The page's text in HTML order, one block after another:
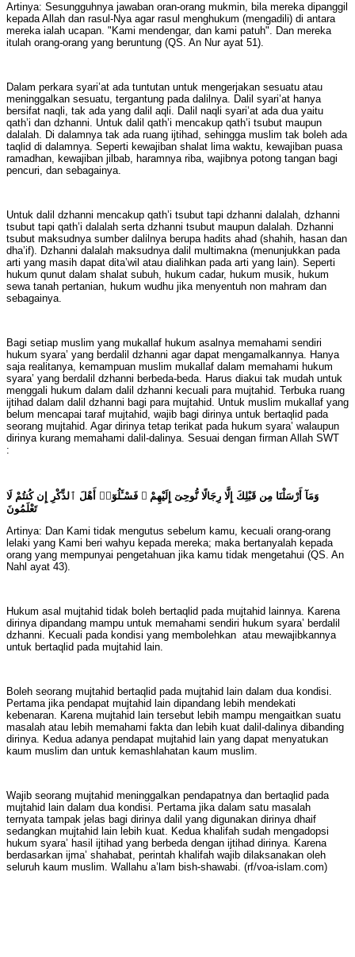
Artinya: Sesungguhnya jawaban oran-orang mukmin, bila mereka dipanggil
kepada Allah dan rasul-Nya agar rasul menghukum (mengadili) di antara
mereka ialah ucapan. "Kami mendengar, dan kami patuh". Dan mereka
itulah orang-orang yang beruntung (QS. An Nur ayat 51).
Dalam perkara syari’at ada tuntutan untuk mengerjakan sesuatu atau
meninggalkan sesuatu, tergantung pada dalilnya. Dalil syari’at hanya
bersifat naqli, tak ada yang dalil aqli. Dalil naqli syari’at ada dua yaitu
qath’i dan dzhanni. Untuk dalil qath’i mencakup qath’i tsubut maupun
dalalah. Di dalamnya tak ada ruang ijtihad, sehingga muslim tak boleh ada
taqlid di dalamnya. Seperti kewajiban shalat lima waktu, kewajiban puasa
ramadhan, kewajiban jilbab, haramnya riba, wajibnya potong tangan bagi
pencuri, dan sebagainya.
Untuk dalil dzhanni mencakup qath’i tsubut tapi dzhanni dalalah, dzhanni
tsubut tapi qath’i dalalah serta dzhanni tsubut maupun dalalah. Dzhanni
tsubut maksudnya sumber dalilnya berupa hadits ahad (shahih, hasan dan
dha’if). Dzhanni dalalah maksudnya dalil multimakna (menunjukkan pada
arti yang masih dapat dita’wil atau dialihkan pada arti yang lain). Seperti
hukum qunut dalam shalat subuh, hukum cadar, hukum musik, hukum
sewa tanah pertanian, hukum wudhu jika menyentuh non mahram dan
sebagainya.
Bagi setiap muslim yang mukallaf hukum asalnya memahami sendiri
hukum syara’ yang berdalil dzhanni agar dapat mengamalkannya. Hanya
saja realitanya, kemampuan muslim mukallaf dalam memahami hukum
syara’ yang berdalil dzhanni berbeda-beda. Harus diakui tak mudah untuk
menggali hukum dalam dalil dzhanni kecuali para mujtahid. Terbuka ruang
ijtihad dalam dalil dzhanni bagi para mujtahid. Untuk muslim mukallaf yang
belum mencapai taraf mujtahid, wajib bagi dirinya untuk bertaqlid pada
seorang mujtahid. Agar dirinya tetap terikat pada hukum syara’ walaupun
dirinya kurang memahami dalil-dalinya. Sesuai dengan firman Allah SWT
:
وَمَآ أَرْسَلْنَا مِن قَبْلِكَ إِلَّا رِجَالًا نُّوحِىٓ إِلَيْهِمْ ۚ فَسْـَٔلُوٓا۟ أَهْلَ ٱلذِّكْرِ إِن كُنتُمْ لَا
تَعْلَمُونَ
Artinya: Dan Kami tidak mengutus sebelum kamu, kecuali orang-orang
lelaki yang Kami beri wahyu kepada mereka; maka bertanyalah kepada
orang yang mempunyai pengetahuan jika kamu tidak mengetahui (QS. An
Nahl ayat 43).
Hukum asal mujtahid tidak boleh bertaqlid pada mujtahid lainnya. Karena
dirinya dipandang mampu untuk memahami sendiri hukum syara’ berdalil
dzhanni. Kecuali pada kondisi yang membolehkan atau mewajibkannya
untuk bertaqlid pada mujtahid lain.
Boleh seorang mujtahid bertaqlid pada mujtahid lain dalam dua kondisi.
Pertama jika pendapat mujtahid lain dipandang lebih mendekati
kebenaran. Karena mujtahid lain tersebut lebih mampu mengaitkan suatu
masalah atau lebih memahami fakta dan lebih kuat dalil-dalinya dibanding
dirinya. Kedua adanya pendapat mujtahid lain yang dapat menyatukan
kaum muslim dan untuk kemashlahatan kaum muslim.
Wajib seorang mujtahid meninggalkan pendapatnya dan bertaqlid pada
mujtahid lain dalam dua kondisi. Pertama jika dalam satu masalah
ternyata tampak jelas bagi dirinya dalil yang digunakan dirinya dhaif
sedangkan mujtahid lain lebih kuat. Kedua khalifah sudah mengadopsi
hukum syara’ hasil ijtihad yang berbeda dengan ijtihad dirinya. Karena
berdasarkan ijma’ shahabat, perintah khalifah wajib dilaksanakan oleh
seluruh kaum muslim. Wallahu a’lam bish-shawabi. (rf/voa-islam.com)